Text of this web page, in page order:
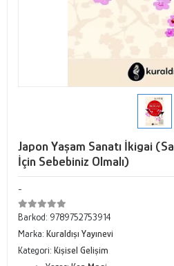
Japon Yaşam Sanatı İkigai
İçin Sebebiniz Olmalı)
-
Barkod: 9789752753914
Marka: Kuraldışı Yayınevi
Kategori: Kişisel Gelişim